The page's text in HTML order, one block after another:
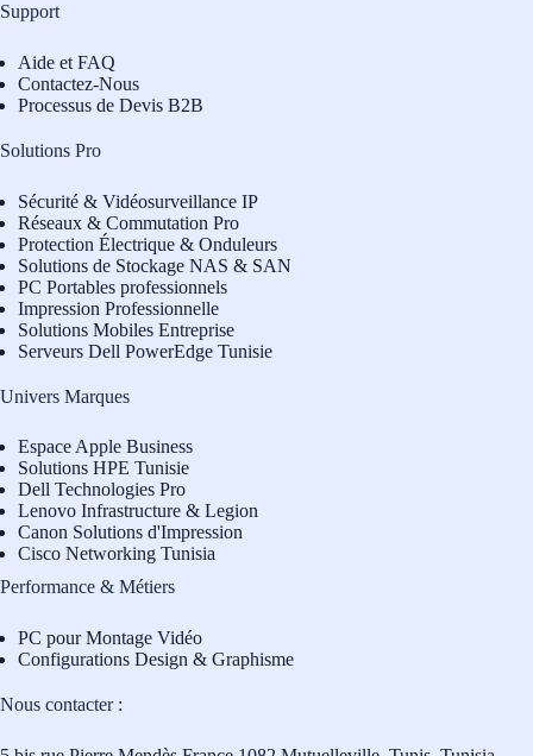
Support
Aide et FAQ
Contactez-Nous
Processus de Devis B2B
Solutions Pro
Sécurité & Vidéosurveillance IP
Réseaux & Commutation Pro
Protection Électrique & Onduleurs
Solutions de Stockage NAS & SAN
PC Portables professionnels
Impression Professionnelle
Solutions Mobiles Entreprise
Serveurs Dell PowerEdge Tunisie
Univers Marques
Espace Apple Business
Solutions HPE Tunisie
Dell Technologies Pro
Lenovo Infrastructure & Legion
Canon Solutions d'Impression
Cisco Networking Tunisia
Performance & Métiers
PC pour Montage Vidéo
Configurations Design & Graphisme
Nous contacter :